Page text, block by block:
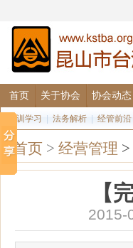
首页 关于协会 协会动态
培训学习 法务解析 经管前沿
首页 > 经营管理 >
【